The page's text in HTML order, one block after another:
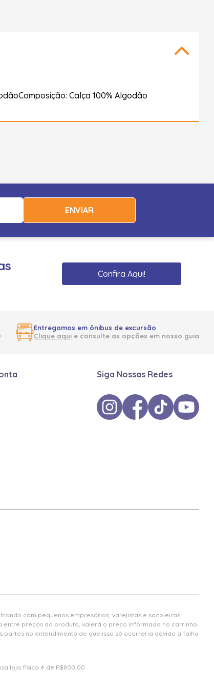
Calça 100% Algodão
ENVIAR
Confira Aqui!
Entregamos em ônibus de excursão
Clique aquie consulte as opções em nosso guia
Siga Nossas Redes
com pequenos empresários, varejistas e sacoleiras.
entre preços do produto, valerá o preço informado no carrinho
no entendimento de que isso só ocorreria devido a falha
loja física é de R$800,00